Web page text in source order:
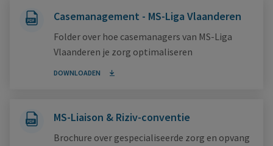
Casemanagement - MS-Liga Vlaanderen
Folder over hoe casemanagers van MS-Liga
Vlaanderen je zorg optimaliseren
DOWNLOADEN
MS-Liaison & Riziv-conventie
Brochure over gespecialiseerde zorg en opvang